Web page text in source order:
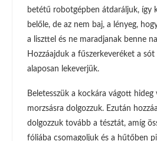
betétű robotgépben átdaráljuk, így
belőle, de az nem baj, a lényeg,
a liszttel és ne maradjanak benne
Hozzáajduk a fűszerkeveréket a
alaposan lekeverjük.
Beletesszük a kockára vágott
morzsásra dolgozzuk. Ezután
dolgozzuk tovább a tésztát, amíg
fóliába csomagoljuk és a hűtőben